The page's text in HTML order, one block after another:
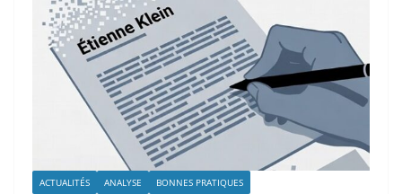
ACTUALITÉS ANALYSE
BONNES PRATIQUES